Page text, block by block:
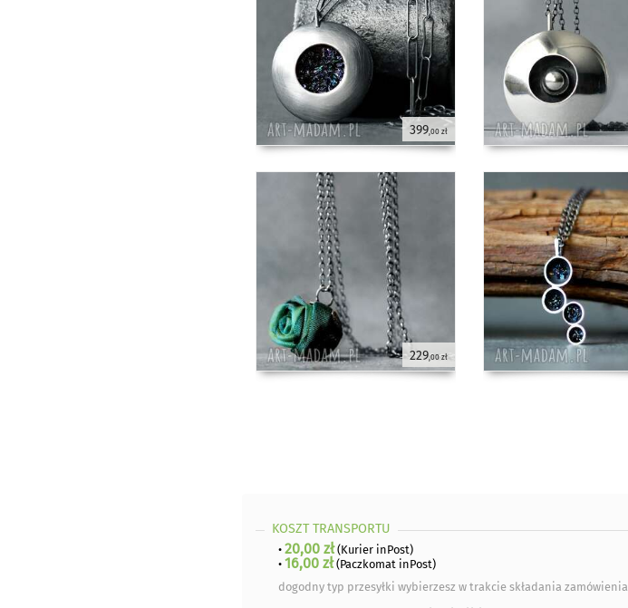
399,00 zł
229,00 zł
KOSZT TRANSPORTU
• 20,00 zł(Kurier inPost)
• 16,00 zł(Paczkomat inPost)
dogodny typ przesyłki wybierzesz w trakcie składania zamówienia